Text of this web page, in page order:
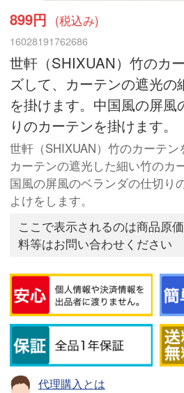
899円 (税込み)
16028191762686
世軒（SHIXUAN）竹のカ
ズして、カーテンの遮光の
を掛けます。中国風の屏風
りのカーテンを掛けます。
世軒（SHIXUAN）竹のカーテン
カーテンの遮光した細い竹のカ
国風の屏風のベランダの仕切り
よけをします。
ここで表示されるのは商品原
料等はお問い合わせください
代理購入とは